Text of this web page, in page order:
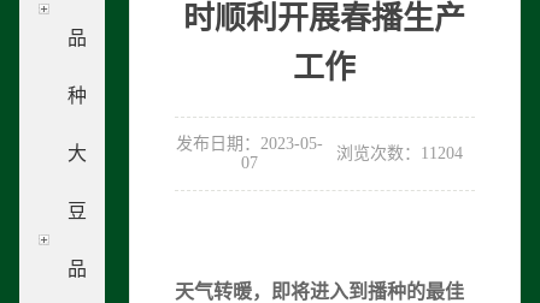
品
种
大
豆
品
时顺利开展春播生产
工作
发布日期：2023-05-
07
浏览次数：11204
天气转暖，即将进入到播种的最佳